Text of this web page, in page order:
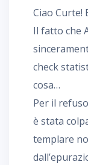
Ciao Curte!
Il fatto che
check
cosa…
Per il
è stata
templare